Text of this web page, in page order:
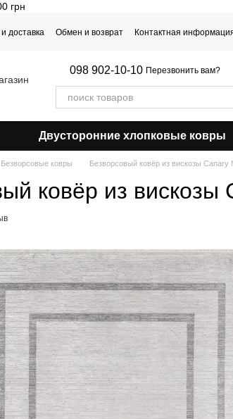
грн
доставка Обмен и возврат Контактная
098 902-10-10 Перезвонить вам?
Двусторонние хлопковые ковры
Безворсовые ковры Безворсовый ковёр из вискозы
ковёр из